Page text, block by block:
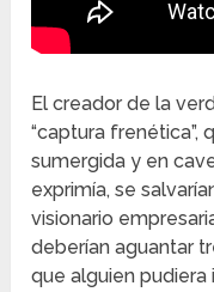
El creador de la
“captura frenética”,
sumergida y en
exprimía, se
visionario
deberían aguantar
que alguien pudiera